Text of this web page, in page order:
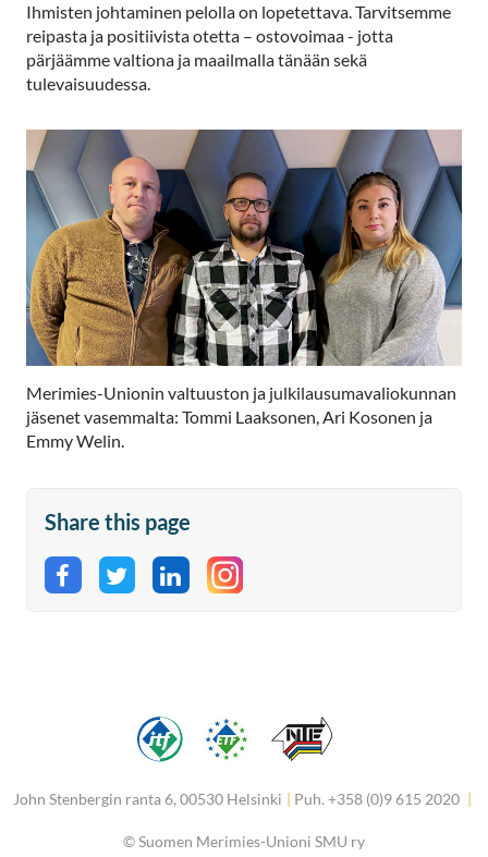
Ihmisten johtaminen pelolla on lopetettava. Tarvitsemme
reipasta ja positiivista otetta – ostovoimaa - jotta
pärjäämme valtiona ja maailmalla tänään sekä
tulevaisuudessa.
Merimies-Unionin valtuuston ja julkilausumavaliokunnan
jäsenet vasemmalta: Tommi Laaksonen, Ari Kosonen ja
Emmy Welin.
Share this page
Share on Facebook
Share on Twitter
Share on LinkedIn
John Stenbergin ranta 6, 00530 Helsinki | Puh. +358 (0)9 615 2020 |
©Suomen Merimies-Unioni SMU ry